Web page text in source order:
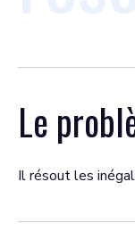
Le
Il résout les